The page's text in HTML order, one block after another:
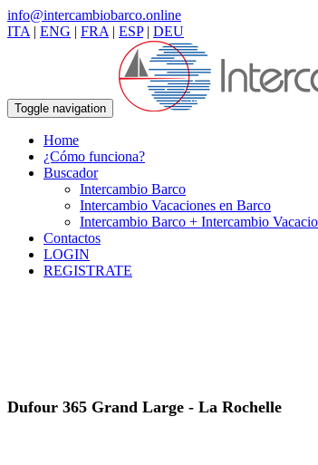
info@intercambiobarco.online
ITA | ENG | FRA | ESP| DEU
Toggle navigation
Home
¿Cómo funciona?
Buscador
Intercambio Barco
Intercambio Vacaciones en Barco
Intercambio Barco + Intercambio
Contactos
LOGIN
REGISTRATE
Dufour 365 Grand Large - La Rochelle